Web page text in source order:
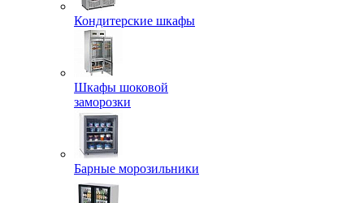
Кондитерские шкафы
Шкафы шоковой
заморозки
Барные морозильники